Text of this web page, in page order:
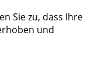
Sie zu, dass Ihre
und